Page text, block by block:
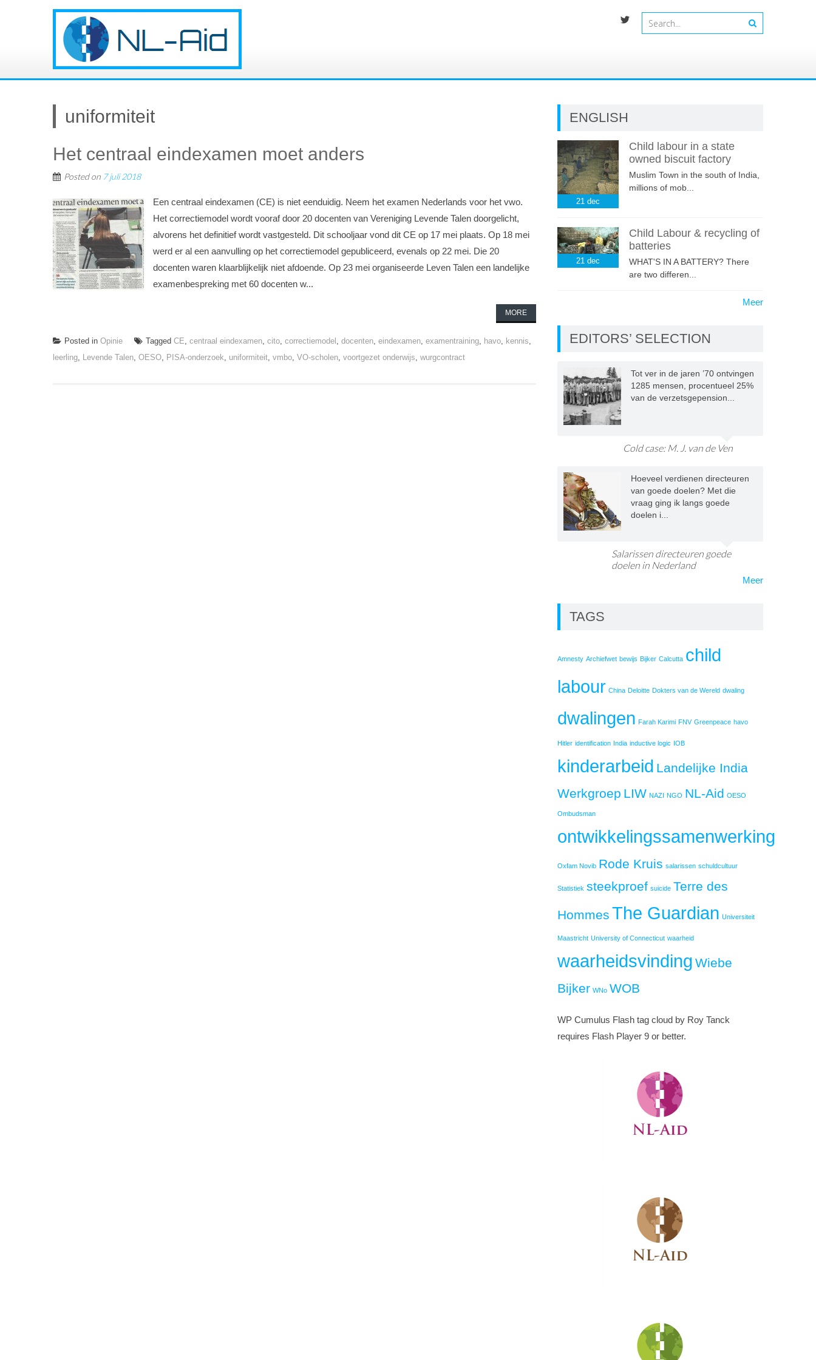
uniformiteit
Het centraal eindexamen moet anders
Posted on 7 juli 2018
Een centraal eindexamen (CE) is niet eenduidig. Neem het examen Nederlands voor het vwo.
Het correctiemodel wordt vooraf door 20 docenten van Vereniging Levende Talen doorgelicht,
alvorens het definitief wordt vastgesteld. Dit schooljaar vond dit CE op 17 mei plaats. Op 18 mei
werd er al een aanvulling op het correctiemodel gepubliceerd, evenals op 22 mei. Die 20
docenten waren klaarblijkelijk niet afdoende. Op 23 mei organiseerde Leven Talen een landelijke
examenbespreking met 60 docenten w...
MORE
Posted in Opinie Tagged CE, centraal eindexamen, cito, correctiemodel , docenten, eindexamen, examentraining, havo, kennis,
leerling, Levende Talen, OESO, PISA-onderzoek, uniformiteit, vmbo, VO-scholen, voortgezet onderwijs, wurgcontract
ENGLISH
21 dec
Child labour in a state
owned biscuit factory
Muslim Town in the south of India,
millions of mob...
21 dec
Child Labour & recycling of
batteries
WHAT'S IN A BATTERY? There
are two differen...
Meer
EDITORS’ SELECTION
Tot ver in de jaren ’70 ontvingen
1285 mensen, procentueel 25%
van de verzetsgepension...
Cold case: M. J. van de Ven
Hoeveel verdienen directeuren
van goede doelen? Met die
vraag ging ik langs goede
doelen i...
Salarissen directeuren goede
doelen in Nederland
Meer
TAGS
Amnesty Archiefwet bewijs Bijker Calcutta child
labour China Deloitte Dokters van de Wereld dwaling
dwalingen Farah Karimi FNV Greenpeace havo
Hitler identification India inductive logic IOB
kinderarbeid Landelijke India
Werkgroep LIW NAZI NGO NL-Aid OESO
Ombudsman
ontwikkelingssamenwerking
Oxfam Novib Rode Kruis salarissen schuldcultuur
Statistiek steekproef suicide Terre des
Hommes The Guardian Universiteit
Maastricht University of Connecticut waarheid
waarheidsvinding Wiebe
Bijker WNo WOB
WP Cumulus Flash tag cloud by Roy Tanck
requires Flash Player 9 or better.